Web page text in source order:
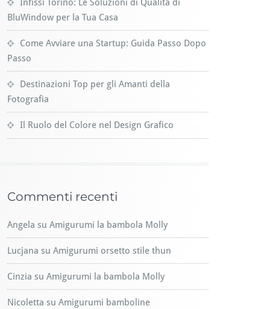
Infissi Torino: Le Soluzioni di Qualità di
BluWindow per la Tua Casa
Come Avviare una Startup: Guida Passo Dopo
Passo
Destinazioni Top per gli Amanti della
Fotografia
Il Ruolo del Colore nel Design Grafico
Commenti recenti
Angela su Amigurumi la bambola Molly
Lucjana su Amigurumi orsetto stile thun
Cinzia su Amigurumi la bambola Molly
Nicoletta su Amigurumi bamboline